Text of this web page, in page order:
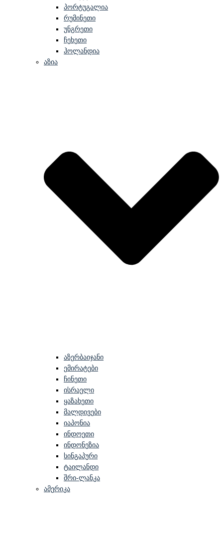
პორტუგალია
რუმინეთი
უნგრეთი
ჩეხეთი
ჰოლანდია
აზია
აზერბაიჯანი
ემირატები
ჩინეთი
ისრაელი
ყაზახეთი
მალდივები
იაპონია
ინდოეთი
ინდონეზია
სინგაპური
ტაილანდი
შრი-ლანკა
ამერიკა